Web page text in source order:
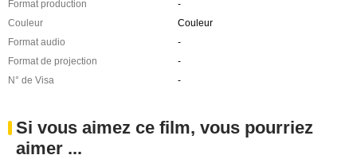
Format production
-
Couleur
Couleur
Format audio
-
Format de projection
-
N° de Visa
-
Si vous aimez ce film, vous pourriez
aimer ...